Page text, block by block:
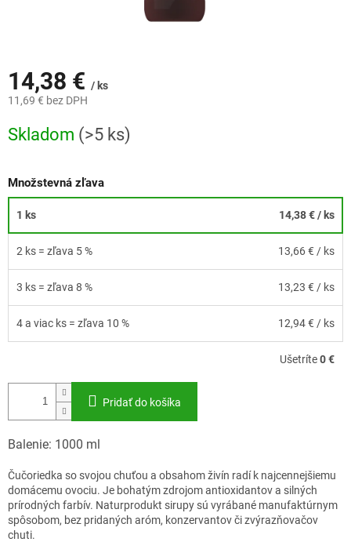
14,38 € / ks
11,69 € bez DPH
cena:
Skladom (>5 ks)
Množstevná zľava
1 ks 14,38 €/ ks
2 ks = zľava 5 % 13,66 € / ks
3 ks = zľava 8 % 13,23 € / ks
4 a viac ks = zľava 10 % 12,94 € / ks
Ušetríte0 €
Pridať do košíka
Balenie: 1000 ml
Čučoriedka so svojou chuťou a obsahom živín radí k najcennejšiemu
domácemu ovociu. Je bohatým zdrojom antioxidantov a silných
prírodných farbív. Naturprodukt sirupy sú vyrábané manufaktúrnym
spôsobom, bez pridaných aróm, konzervantov či zvýrazňovačov
chuti.